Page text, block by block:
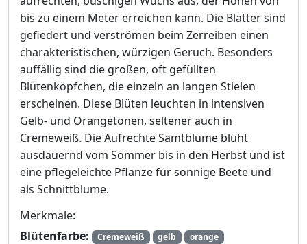
bis zu einem Meter erreichen kann. Die Blätter sind
gefiedert und verströmen beim Zerreiben einen
charakteristischen, würzigen Geruch. Besonders
auffällig sind die großen, oft gefüllten
Blütenköpfchen, die einzeln an langen Stielen
erscheinen. Diese Blüten leuchten in intensiven
Gelb- und Orangetönen, seltener auch in
Cremeweiß. Die Aufrechte Samtblume blüht
ausdauernd vom Sommer bis in den Herbst und ist
eine pflegeleichte Pflanze für sonnige Beete und
als Schnittblume.
Merkmale:
Blütenfarbe:
Cremeweiß gelb orange